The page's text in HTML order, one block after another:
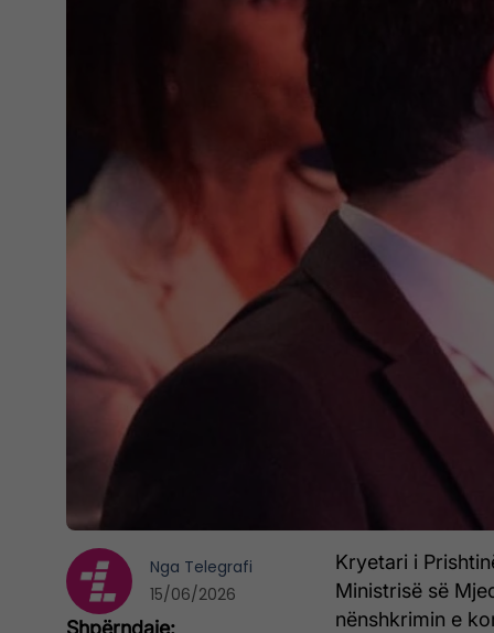
Kryetari i
Ministrisë së
nënshkrimin e
Nga Telegrafi
15/06/2026